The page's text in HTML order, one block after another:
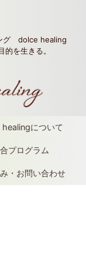
グ dolce healing
を生きる。
について
プログラム
・お問い合わせ